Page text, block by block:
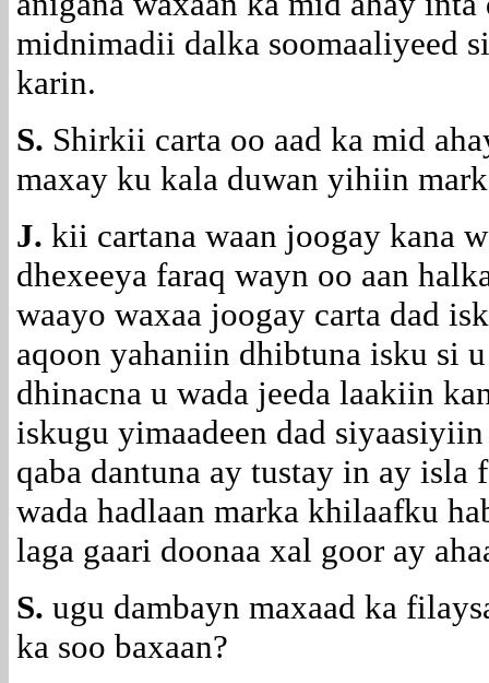
midnimadii dalka soomaaliyeed
karin.
S. Shirkii carta oo aad ka mid
maxay ku kala duwan yihiin
J. kii cartana waan joogay kana
dhexeeya faraq wayn oo aan
waayo waxaa joogay carta dad
aqoon yahaniin dhibtuna isku si
dhinacna u wada jeeda laakiin
iskugu yimaadeen dad
qaba dantuna ay tustay in ay isla
wada hadlaan marka khilaafku
laga gaari doonaa xal goor ay
S. ugu dambayn maxaad ka
ka soo baxaan?